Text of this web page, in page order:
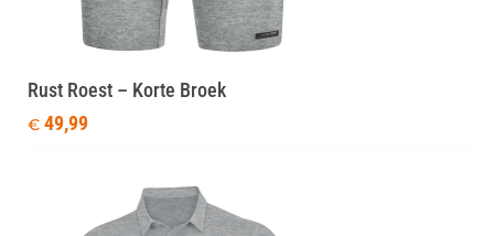
Rust Roest – Korte Broek
€ 49,99